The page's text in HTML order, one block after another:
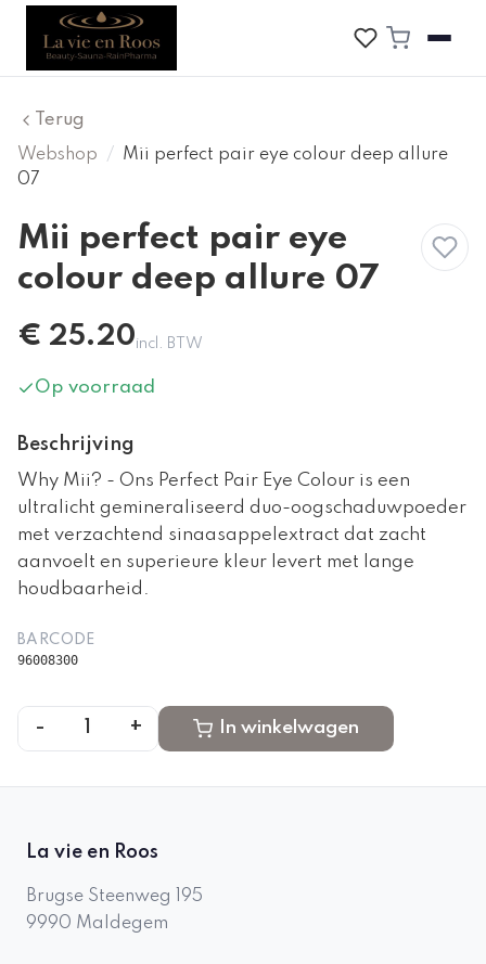
Terug
Webshop
/
Mii perfect pair eye colour deep allure
07
Mii perfect pair eye
colour deep allure 07
€ 25.20incl. BTW
Op voorraad
Beschrijving
Why Mii? - Ons Perfect Pair Eye Colour is een
ultralicht gemineraliseerd duo-oogschaduwpoeder
met verzachtend sinaasappelextract dat zacht
aanvoelt en superieure kleur levert met lange
houdbaarheid.
BARCODE
96008300
- + In winkelwagen
La vie en Roos
Brugse Steenweg 195
9990 Maldegem